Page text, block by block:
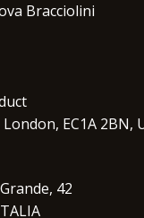
Bracciolini
EC1A 2BN,
42